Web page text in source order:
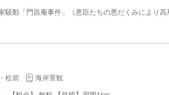
松前
海岸景観